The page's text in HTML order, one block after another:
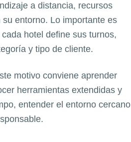
a distancia, recursos
entorno. Lo importante es
hotel define sus turnos,
y tipo de cliente.
motivo conviene aprender
herramientas extendidas y
entender el entorno cercano